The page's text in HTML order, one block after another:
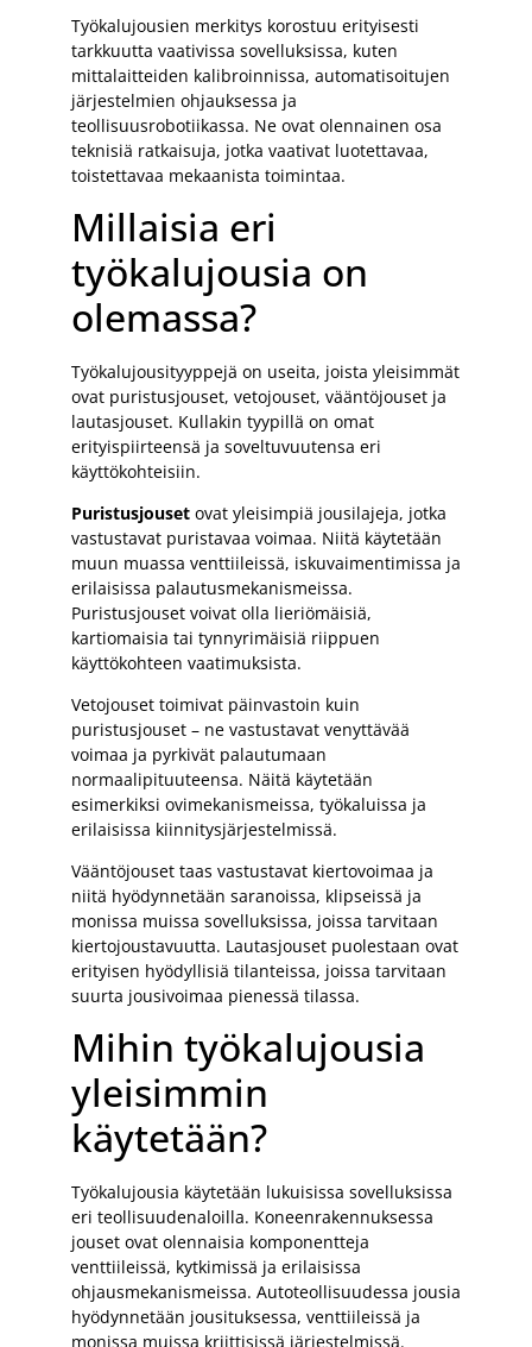
Työkalujousien merkitys korostuu erityisesti
tarkkuutta vaativissa sovelluksissa, kuten
mittalaitteiden kalibroinnissa, automatisoitujen
järjestelmien ohjauksessa ja
teollisuusrobotiikassa. Ne ovat olennainen osa
teknisiä ratkaisuja, jotka vaativat luotettavaa,
toistettavaa mekaanista toimintaa.
Millaisia eri
työkalujousia on
olemassa?
Työkalujousityyppejä on useita, joista yleisimmät
ovat puristusjouset, vetojouset, vääntöjouset ja
lautasjouset. Kullakin tyypillä on omat
erityispiirteensä ja soveltuvuutensa eri
käyttökohteisiin.
Puristusjouset ovat yleisimpiä jousilajeja, jotka
vastustavat puristavaa voimaa. Niitä käytetään
muun muassa venttiileissä, iskuvaimentimissa ja
erilaisissa palautusmekanismeissa.
Puristusjouset voivat olla lieriömäisiä,
kartiomaisia tai tynnyrimäisiä riippuen
käyttökohteen vaatimuksista.
Vetojouset toimivat päinvastoin kuin
puristusjouset – ne vastustavat venyttävää
voimaa ja pyrkivät palautumaan
normaalipituuteensa. Näitä käytetään
esimerkiksi ovimekanismeissa, työkaluissa ja
erilaisissa kiinnitysjärjestelmissä.
Vääntöjouset taas vastustavat kiertovoimaa ja
niitä hyödynnetään saranoissa, klipseissä ja
monissa muissa sovelluksissa, joissa tarvitaan
kiertojoustavuutta. Lautasjouset puolestaan ovat
erityisen hyödyllisiä tilanteissa, joissa tarvitaan
suurta jousivoimaa pienessä tilassa.
Mihin työkalujousia
yleisimmin
käytetään?
Työkalujousia käytetään lukuisissa sovelluksissa
eri teollisuudenaloilla. Koneenrakennuksessa
jouset ovat olennaisia komponentteja
venttiileissä, kytkimissä ja erilaisissa
ohjausmekanismeissa. Autoteollisuudessa jousia
hyödynnetään jousituksessa, venttiileissä ja
monissa muissa kriittisissä järjestelmissä.